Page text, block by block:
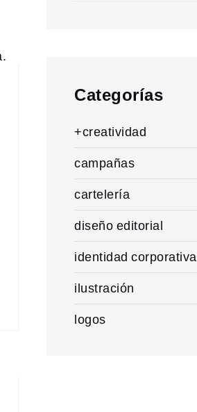
Categorías
+creatividad
campañas
cartelería
diseño editorial
identidad corporativa
ilustración
logos